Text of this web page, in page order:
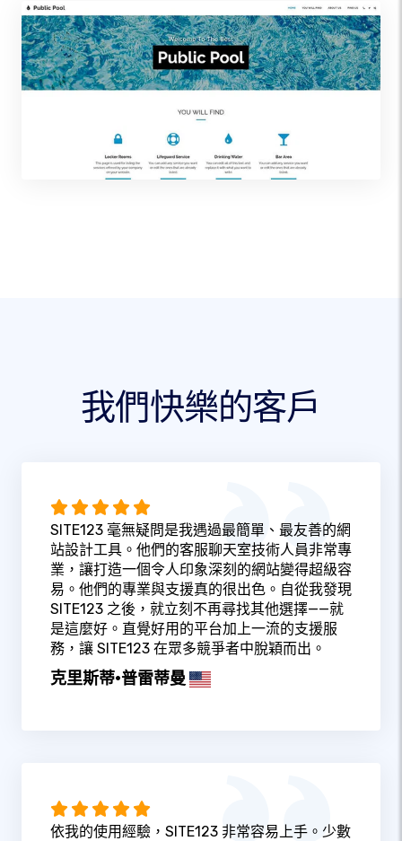
我們快樂的客戶
SITE123 毫無疑問是我遇過最簡單、最友善的網
站設計工具。他們的客服聊天室技術人員非常專
業，讓打造一個令人印象深刻的網站變得超級容
易。他們的專業與支援真的很出色。自從我發現
SITE123 之後，就立刻不再尋找其他選擇——就
是這麼好。直覺好用的平台加上一流的支援服
務，讓 SITE123 在眾多競爭者中脫穎而出。
克里斯蒂·普雷蒂曼
依我的使用經驗，SITE123 非常容易上手。少數